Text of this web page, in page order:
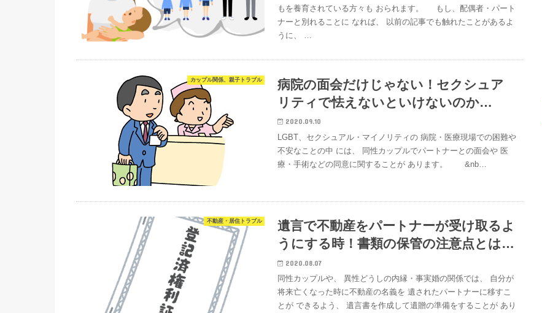
もを養育されている方々も おられます。 もし、配偶者・パート
ナーと別れることに なれば、 以前の記事でも触れたことがあるよ
うに、 …
カップル関係、親子トラブル
病院の面会だけじゃない！セクシュア
リティで怯えないといけないのか…
2020.09.10
LGBT、セクシュアル・マイノリティの 病院・医療現場での困難や
不安なことの中 には、 同性カップルでパートナーとの面会や 医
療・手術などの同意に関することが あります。 &nb…
不動産・居住トラブル
遺言で不動産をパートナーが受け取るよ
うにする時！書類の保管の注意点とは…
2020.08.07
同性カップルや、 異性どうしの内縁・事実婚の関係では、 自分が
将来亡くなった時に不動産の名義を 遺されたパートナーに移すこ
とが できるよう、 遺言書を作成して遺贈の準備をすることが あり